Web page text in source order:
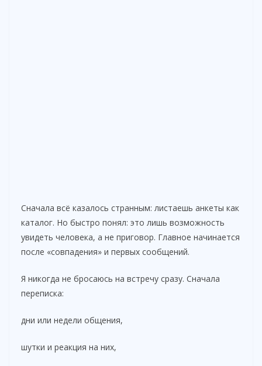
Сначала всё казалось странным: листаешь анкеты как
каталог. Но быстро понял: это лишь возможность
увидеть человека, а не приговор. Главное начинается
после «совпадения» и первых сообщений.
Я никогда не бросаюсь на встречу сразу. Сначала
переписка:
дни или недели общения,
шутки и реакция на них,